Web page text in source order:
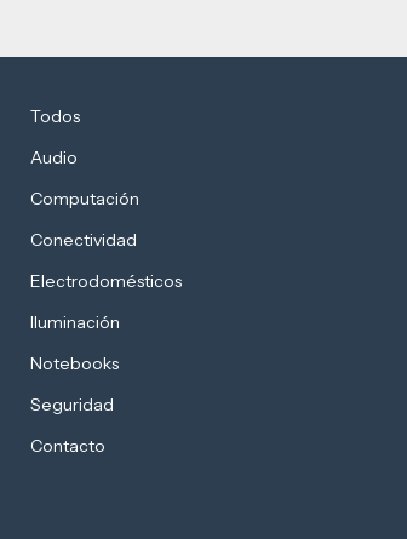
Todos
Audio
Computación
Conectividad
Electrodomésticos
Iluminación
Notebooks
Seguridad
Contacto